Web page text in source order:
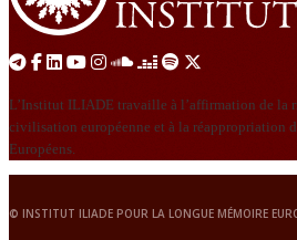
L’Institut ILIADE travaille à l’affirmation de la
civilisation européenne et à la réappropriation
Européens.
© INSTITUT ILIADE POUR LA LONGUE MÉMOIRE